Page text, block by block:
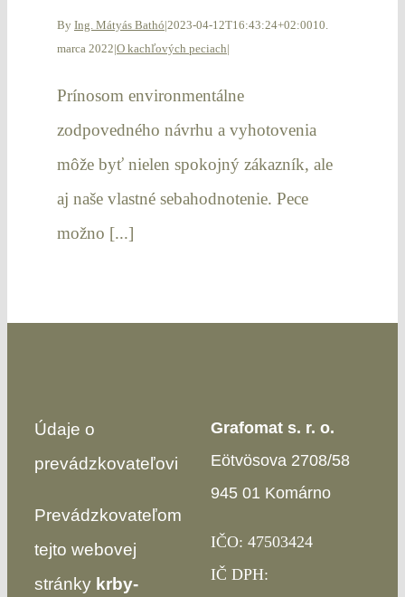
By Ing. Mátyás Bathó|2023-04-12T16:43:24+02:0010.
marca 2022|O kachľových peciach|
Prínosom environmentálne
zodpovedného návrhu a vyhotovenia
môže byť nielen spokojný zákazník, ale
aj naše vlastné sebahodnotenie. Pece
možno [...]
Údaje o
prevádzkovateľovi
Prevádzkovateľom
tejto webovej
stránky krby-
Grafomat s. r. o.
Eötvösova 2708/58
945 01 Komárno
IČO: 47503424
IČ DPH: